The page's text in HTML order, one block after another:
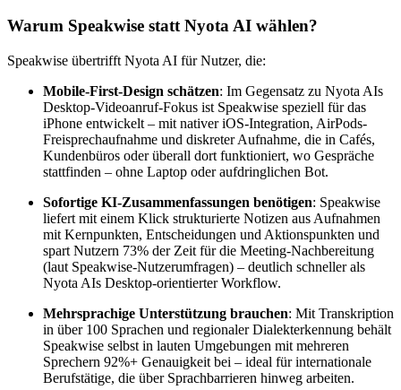
Warum Speakwise statt Nyota AI wählen?
Speakwise übertrifft Nyota AI für Nutzer, die:
Mobile-First-Design schätzen: Im Gegensatz zu Nyota AIs
Desktop-Videoanruf-Fokus ist Speakwise speziell für das
iPhone entwickelt – mit nativer iOS-Integration, AirPods-
Freisprechaufnahme und diskreter Aufnahme, die in Cafés,
Kundenbüros oder überall dort funktioniert, wo Gespräche
stattfinden – ohne Laptop oder aufdringlichen Bot.
Sofortige KI-Zusammenfassungen benötigen: Speakwise
liefert mit einem Klick strukturierte Notizen aus Aufnahmen
mit Kernpunkten, Entscheidungen und Aktionspunkten und
spart Nutzern 73% der Zeit für die Meeting-Nachbereitung
(laut Speakwise-Nutzerumfragen) – deutlich schneller als
Nyota AIs Desktop-orientierter Workflow.
Mehrsprachige Unterstützung brauchen: Mit Transkription
in über 100 Sprachen und regionaler Dialekterkennung behält
Speakwise selbst in lauten Umgebungen mit mehreren
Sprechern 92%+ Genauigkeit bei – ideal für internationale
Berufstätige, die über Sprachbarrieren hinweg arbeiten.